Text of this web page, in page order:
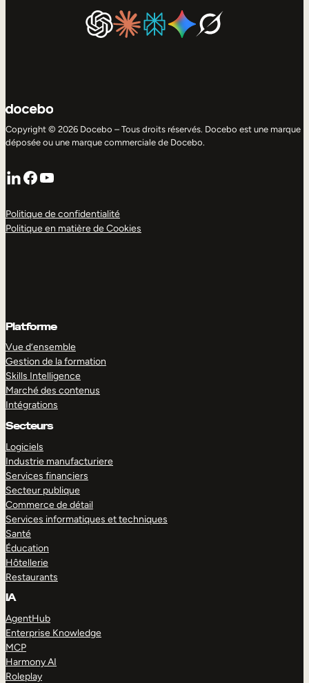
Copyright © 2026 Docebo – Tous droits réservés. Docebo est une marque
déposée ou une marque commerciale de Docebo.
LinkedIn
Facebook
YouTube
Politique de confidentialité
Politique en matière de Cookies
Platforme
Vue d’ensemble
Gestion de la formation
Skills Intelligence
Marché des contenus
Intégrations
Secteurs
Logiciels
Industrie manufacturiere
Services financiers
Secteur publique
Commerce de détail
Services informatiques et techniques
Santé
Éducation
Hôtellerie
Restaurants
IA
AgentHub
Enterprise Knowledge
MCP
Harmony AI
Roleplay